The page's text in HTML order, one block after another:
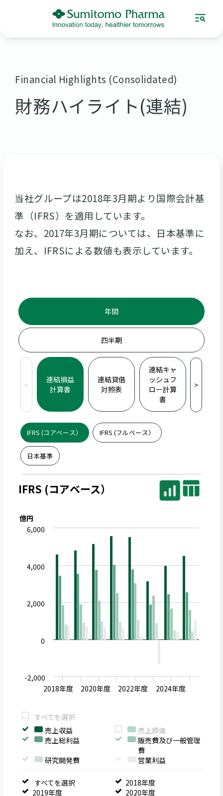
Financial Highlights (Consolidated)
財務ハイライト(連結)
当社グループは2018年3月期より国際会計基
準（IFRS）を適用しています。
なお、2017年3月期については、日本基準に
加え、IFRSによる数値も表示しています。